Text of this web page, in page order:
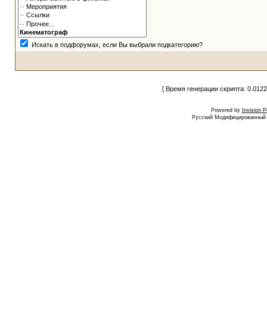
Искать в подфорумах, если Вы выбрали подкатегорию?
[ Время генерации скрипта:
Powered by Invision
Русский